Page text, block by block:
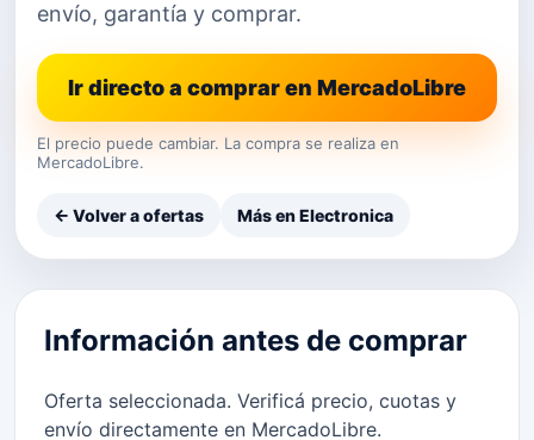
envío, garantía y comprar.
Ir directo a comprar en MercadoLibre
El precio puede cambiar. La compra se realiza en
MercadoLibre.
← Volver a ofertas Más en Electronica
Información antes de comprar
Oferta seleccionada. Verificá precio, cuotas y
envío directamente en MercadoLibre.